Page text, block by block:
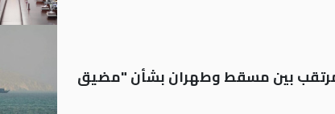
بين مسقط وطهران بشأن "مضيق